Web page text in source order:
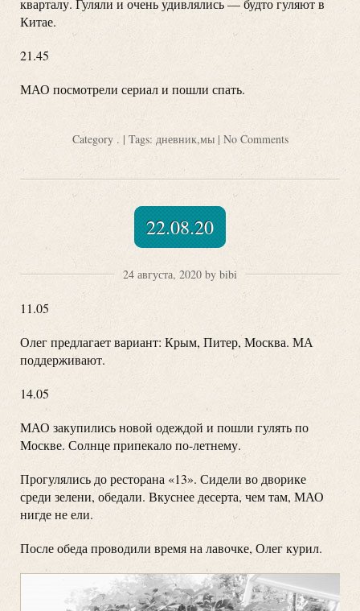
кварталу. Гуляли и очень удивлялись — будто гуляют в
Китае.
21.45
МАО посмотрели сериал и пошли спать.
Category . | Tags: дневник,мы| No Comments
22.08.20
24 августа, 2020 by bibi
11.05
Олег предлагает вариант: Крым, Питер, Москва. МА
поддерживают.
14.05
МАО закупились новой одеждой и пошли гулять по
Москве. Солнце припекало по-летнему.
Прогулялись до ресторана «13». Сидели во дворике
среди зелени, обедали. Вкуснее десерта, чем там, МАО
нигде не ели.
После обеда проводили время на лавочке, Олег курил.